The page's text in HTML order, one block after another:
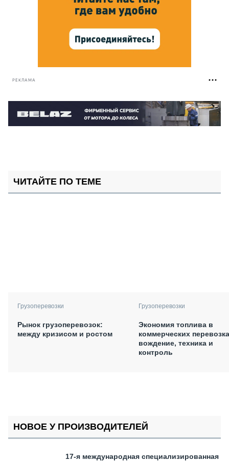
РЕКЛАМА
ЧИТАЙТЕ ПО ТЕМЕ
Грузоперевозки
Рынок грузоперевозок:
между кризисом и ростом
Грузоперевозки
Экономия топлива в
коммерческих
вождение, техника и
контроль
НОВОЕ У ПРОИЗВОДИТЕЛЕЙ
17-я международная специализированная